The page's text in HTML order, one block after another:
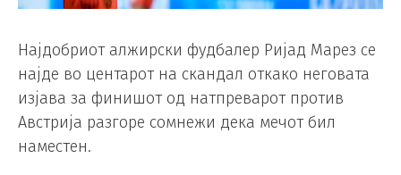
Најдобриот алжирски фудбалер Ријад Марез се
најде во центарот на скандал откако неговата
изјава за финишот од натпреварот против
Австрија разгоре сомнежи дека мечот бил
наместен.